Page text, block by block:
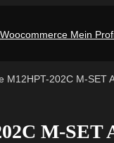
M12HPT-202C M-SET
M-